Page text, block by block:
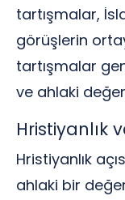
tartışmalar,
görüşlerin
tartışmalar
ve ahlaki
Hristiyanlık
Hristiyanlık
ahlaki bir